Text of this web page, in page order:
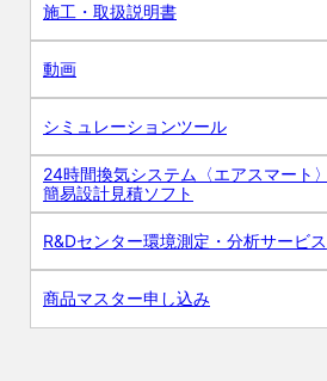
施工・取扱説明書
動画
シミュレーションツール
24時間換気システム〈エアスマート〉
簡易設計見積ソフト
R&Dセンター環境測定・分析サービス
商品マスター申し込み